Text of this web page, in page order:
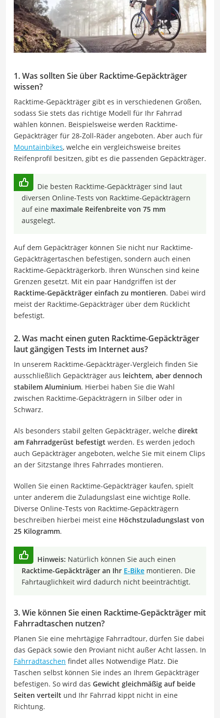
1. Was sollten Sie über Racktime-Gepäckträger
wissen?
Racktime-Gepäckträger gibt es in verschiedenen Größen,
sodass Sie stets das richtige Modell für Ihr Fahrrad
wählen können. Beispielsweise werden Racktime-
Gepäckträger für 28-Zoll-Räder angeboten. Aber auch für
Mountainbikes, welche ein vergleichsweise breites
Reifenprofil besitzen, gibt es die passenden Gepäckträger.
Die besten Racktime-Gepäckträger sind laut
diversen Online-Tests von Racktime-Gepäckträgern
auf eine maximale Reifenbreite von 75 mm
ausgelegt.
Auf dem Gepäckträger können Sie nicht nur Racktime-
Gepäckträgertaschen befestigen, sondern auch einen
Racktime-Gepäckträgerkorb. Ihren Wünschen sind keine
Grenzen gesetzt. Mit ein paar Handgriffen ist der
Racktime-Gepäckträger einfach zu montieren. Dabei wird
meist der Racktime-Gepäckträger über dem Rücklicht
befestigt.
2. Was macht einen guten Racktime-Gepäckträger
laut gängigen Tests im Internet aus?
In unserem Racktime-Gepäckträger-Vergleich finden Sie
ausschließlich Gepäckträger aus leichtem, aber dennoch
stabilem Aluminium. Hierbei haben Sie die Wahl
zwischen Racktime-Gepäckträgern in Silber oder in
Schwarz.
Als besonders stabil gelten Gepäckträger, welche direkt
am Fahrradgerüst befestigt werden. Es werden jedoch
auch Gepäckträger angeboten, welche Sie mit einem Clips
an der Sitzstange Ihres Fahrrades montieren.
Wollen Sie einen Racktime-Gepäckträger kaufen, spielt
unter anderem die Zuladungslast eine wichtige Rolle.
Diverse Online-Tests von Racktime-Gepäckträgern
beschreiben hierbei meist eine Höchstzuladungslast von
25 Kilogramm.
Hinweis: Natürlich können Sie auch einen
Racktime-Gepäckträger an Ihr E-Bike montieren. Die
Fahrtauglichkeit wird dadurch nicht beeinträchtigt.
3. Wie können Sie einen Racktime-Gepäckträger mit
Fahrradtaschen nutzen?
Planen Sie eine mehrtägige Fahrradtour, dürfen Sie dabei
das Gepäck sowie den Proviant nicht außer Acht lassen. In
Fahrradtaschen findet alles Notwendige Platz. Die
Taschen selbst können Sie indes an Ihrem Gepäckträger
befestigen. So wird das Gewicht gleichmäßig auf beide
Seiten verteilt und Ihr Fahrrad kippt nicht in eine
Richtung.